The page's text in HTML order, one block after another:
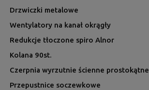
Drzwiczki metalowe
Wentylatory na kanał okrągły
Redukcje tłoczone spiro Alnor
Kolana 90st.
Czerpnia wyrzutnie ścienne prostokątne
Przepustnice soczewkowe